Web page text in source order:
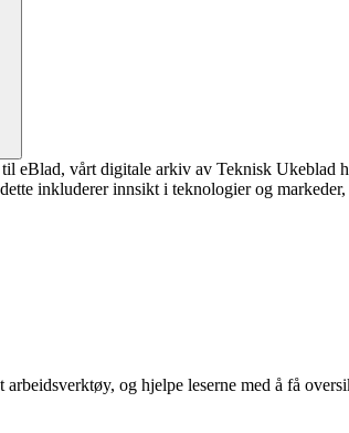
eBlad, vårt digitale arkiv av Teknisk Ukeblad
inkluderer innsikt i teknologier og markeder,
og hjelpe leserne med å få